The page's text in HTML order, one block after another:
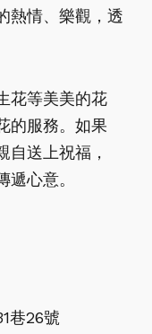
熱情、樂觀，透
花等美美的花
的服務。如果
自送上祝福，
心意。
巷26號